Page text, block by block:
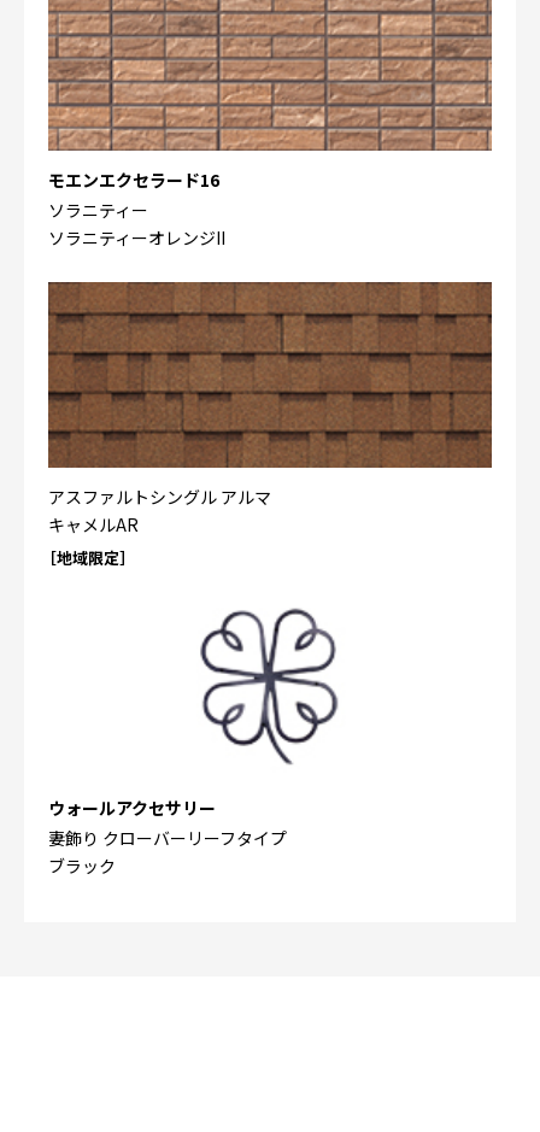
モエンエクセラード16
ソラニティー
ソラニティーオレンジII
アスファルトシングル アルマ
キャメルAR
［地域限定］
ウォールアクセサリー
妻飾り クローバーリーフタイプ
ブラック